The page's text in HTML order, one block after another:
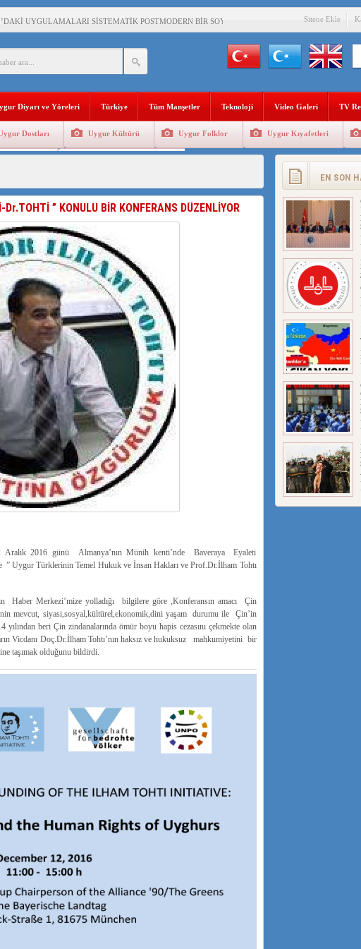
UYGULAMALARI SİSTEMATİK POSTMODERN BİR SOYKIRIMDIR!
DOÇ.DR.KAAN : DOĞU TÜRKİSTAN BİZİM KIRMIZI ÇİZGİMİZDİR!”
ÖVEN DİYANET AKADEMİSİ BAŞKANI’NA TEPKİLER SÜRÜYOR
MESAJİ : 05.07.2009 URUMÇİ ŞEHİTLERİNİ RAHMETLE ANIYORUZ
SULTANI MEHMET”DİZİSİNE GARİP SANSÜR VE HADSIZ İHTAR
: TEMMUZ AYI,DOĞU TÜRKİSTAN İÇİN KATLİAM AYI DEĞİLDİR !
Sitene Ekle
Diyarı ve Yöreleri Türkiye Tüm Manşetler Teknoloji Video Galeri TV
Dostları Uygur Kültürü Uygur Folklor Uygur Kıyafetleri
” KONULU BİR KONFERANS DÜZENLİYOR
Aralık 2016 günü Almanya’nın Münih kenti’nde Baveraya Eyaleti
Uygur Türklerinin Temel Hukuk ve İnsan Hakları ve Prof.Dr.İlham Tohtı
Haber Merkezi’mize yolladığı bilgilere göre ,Konferansın amacı Çin
mevcut, siyasi,sosyal,kültürel,ekonomik,dini yaşam durumu ile Çin’in
beri Çin zindanalarında ömür boyu hapis cezasını çekmekte olan
Vicdanı Doç.Dr.İlham Tohtı’nın haksız ve hukuksuz mahkumiyetini bir
taşımak olduğunu bildirdi.
EN SON